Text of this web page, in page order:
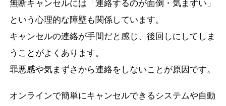
無断キャンセルには「連絡するのが面倒・気まずい」
という心理的な障壁も関係しています。
キャンセルの連絡が手間だと感じ、後回しにしてしま
うことがよくあります。
罪悪感や気まずさから連絡をしないことが原因です。
オンラインで簡単にキャンセルできるシステムや自動